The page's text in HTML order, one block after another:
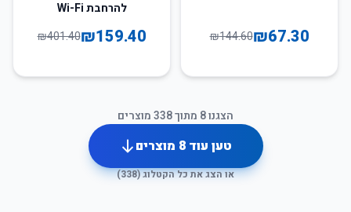
₪67.30
₪144.60
להרחבת Wi-Fi
₪159.40
₪401.40
הצגנו8 מתוך338מוצרים
טען עוד8 מוצרים
או הצג את כל הקטלוג (338
)